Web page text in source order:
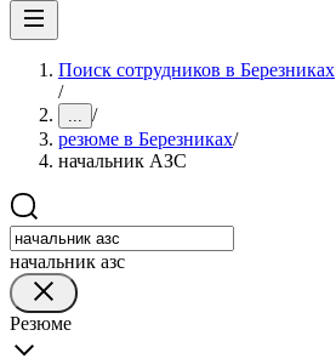
Поиск сотрудников в Березниках
/
... /
резюме в Березниках/
начальник АЗС
начальник азс
Резюме